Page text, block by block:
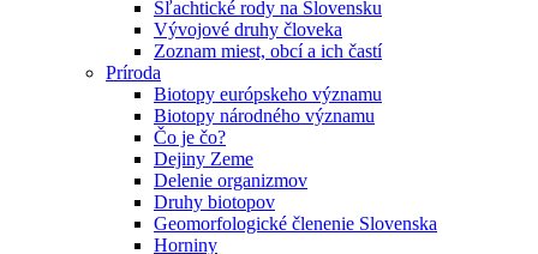
Šľachtické rody na Slovensku
Vývojové druhy človeka
Zoznam miest, obcí a ich častí
Príroda
Biotopy európskeho významu
Biotopy národného významu
Čo je čo?
Dejiny Zeme
Delenie organizmov
Druhy biotopov
Geomorfologické členenie Slovenska
Horniny